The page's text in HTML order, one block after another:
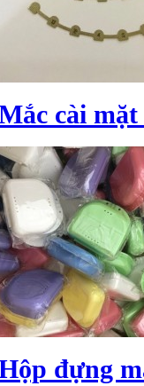
cài
đựng